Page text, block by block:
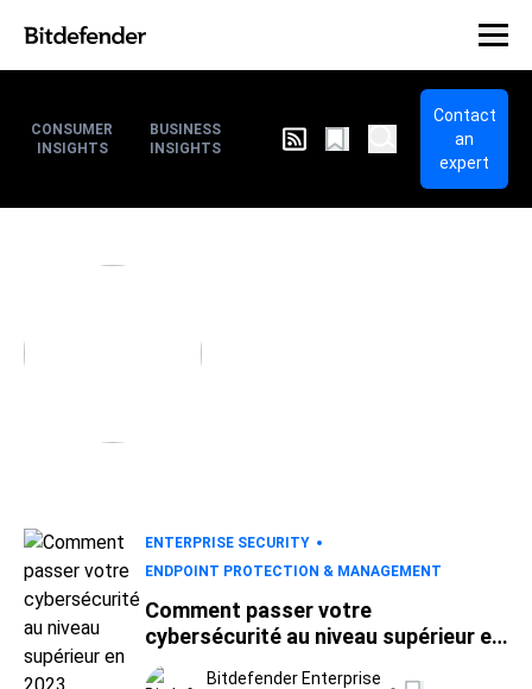
CONSUMER
INSIGHTS
BUSINESS
INSIGHTS
Contact
an
expert
ENTERPRISE SECURITY
ENDPOINT PROTECTION & MANAGEMENT
Comment passer votre
cybersécurité au niveau supérieur en
2023
Bitdefender Enterprise